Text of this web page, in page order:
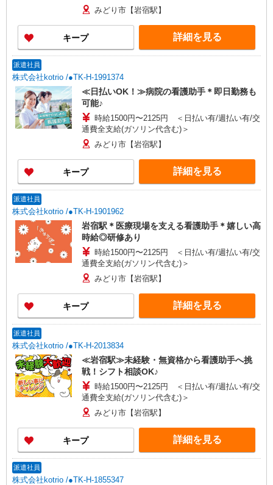
みどり市【岩宿駅】
キープ 詳細を見る
派遣社員
株式会社kotrio /●TK-H-1991374
≪日払いOK！≫病院の看護助手＊即日勤務も
可能♪
時給1500円〜2125円 ＜日払い有/週払い有/交
通費全支給(ガソリン代含む)＞
みどり市【岩宿駅】
キープ 詳細を見る
派遣社員
株式会社kotrio /●TK-H-1901962
岩宿駅＊医療現場を支える看護助手＊嬉しい高
時給◎研修あり
時給1500円〜2125円 ＜日払い有/週払い有/交
通費全支給(ガソリン代含む)＞
みどり市【岩宿駅】
キープ 詳細を見る
派遣社員
株式会社kotrio /●TK-H-2013834
≪岩宿駅≫未経験・無資格から看護助手へ挑
戦！シフト相談OK♪
時給1500円〜2125円 ＜日払い有/週払い有/交
通費全支給(ガソリン代含む)＞
みどり市【岩宿駅】
キープ 詳細を見る
派遣社員
株式会社kotrio /●TK-H-1855347